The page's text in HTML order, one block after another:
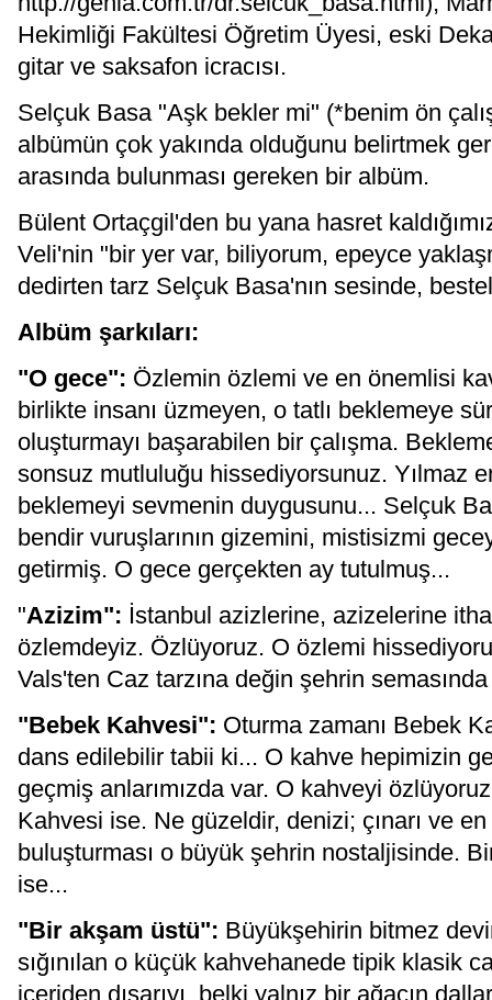
Hekimliği Fakültesi Öğretim Üyesi, eski
gitar ve saksafon icracısı.
Selçuk Basa "Aşk bekler mi" (*benim ön
albümün çok yakında olduğunu belirtmek
arasında bulunması gereken bir albüm.
Bülent Ortaçgil'den bu yana hasret
Veli'nin "bir yer var, biliyorum, epeyce
dedirten tarz Selçuk Basa'nın sesinde,
Albüm şarkıları:
"O gece": Özlemin özlemi ve en önemlisi
birlikte insanı üzmeyen, o tatlı beklemeye
oluşturmayı başarabilen bir çalışma.
sonsuz mutluluğu hissediyorsunuz. Yılmaz
beklemeyi sevmenin duygusunu... Selçuk
bendir vuruşlarının gizemini, mistisizmi
getirmiş. O gece gerçekten ay tutulmuş...
"Azizim": İstanbul azizlerine, azizelerine
özlemdeyiz. Özlüyoruz. O özlemi
Vals'ten Caz tarzına değin şehrin
"Bebek Kahvesi": Oturma zamanı Bebek
dans edilebilir tabii ki... O kahve hepimizin
geçmiş anlarımızda var. O kahveyi
Kahvesi ise. Ne güzeldir, denizi; çınarı ve
buluşturması o büyük şehrin nostaljisinde.
ise...
"Bir akşam üstü": Büyükşehirin bitmez
sığınılan o küçük kahvehanede tipik klasik
içeriden dışarıyı, belki yalnız bir ağacın